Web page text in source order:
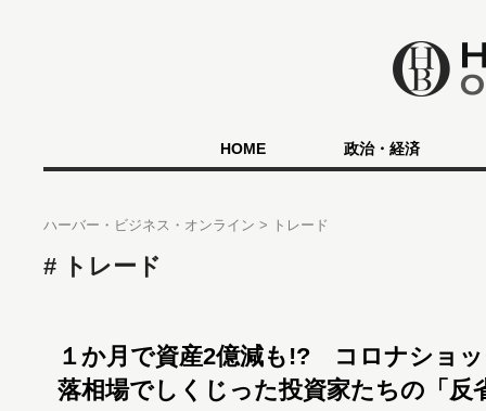
HOME 政治・経済
ハーバー・ビジネス・オンライン トレード
トレード
１か月で資産2億減も!? コロナショ
落相場でしくじった投資家たちの「反